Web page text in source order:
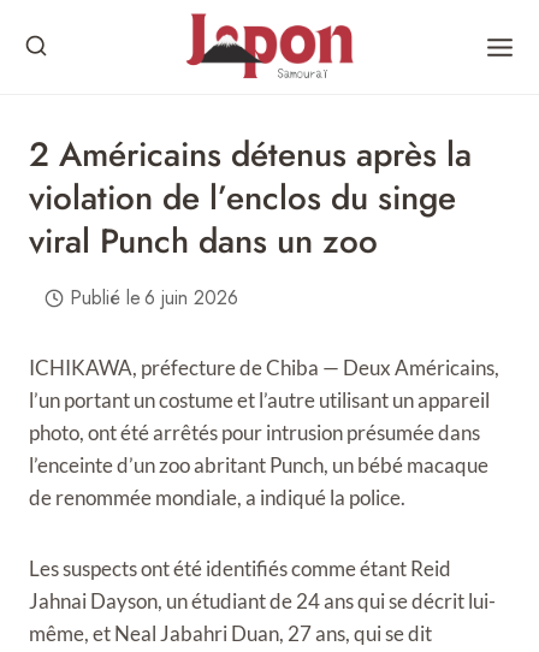
2 Américains détenus après la
violation de l’enclos du singe
viral Punch dans un zoo
Publié le6 juin 2026
ICHIKAWA, préfecture de Chiba — Deux Américains,
l’un portant un costume et l’autre utilisant un appareil
photo, ont été arrêtés pour intrusion présumée dans
l’enceinte d’un zoo abritant Punch, un bébé macaque
de renommée mondiale, a indiqué la police.
Les suspects ont été identifiés comme étant Reid
Jahnai Dayson, un étudiant de 24 ans qui se décrit lui-
même, et Neal Jabahri Duan, 27 ans, qui se dit